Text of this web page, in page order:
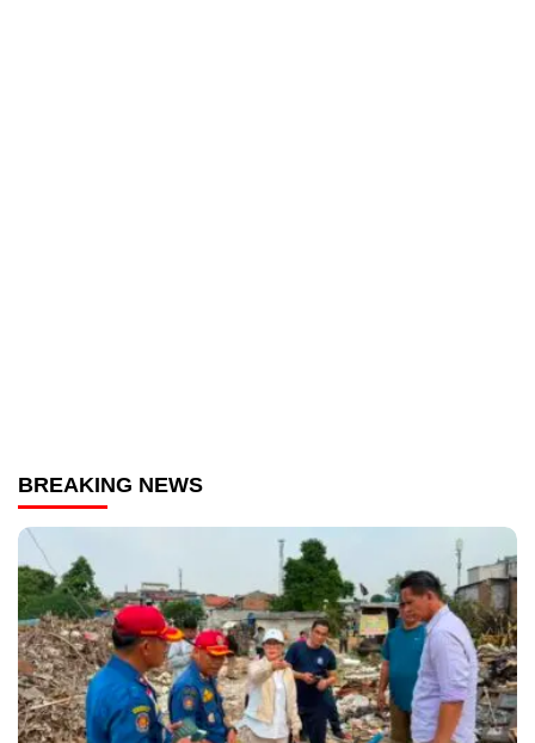
BREAKING NEWS